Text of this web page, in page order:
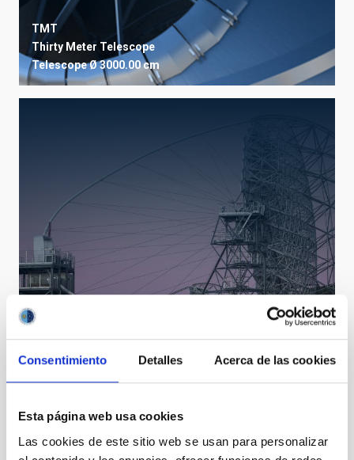
Consentimiento Detalles Acerca de las cookies
Esta página web usa cookies
Las cookies de este sitio web se usan para personalizar
TMT
Thirty Meter Telescope
TelescopeØ 3000.00 cm
LST
Large Size Telescopes
TelescopeImaging Nocturnal Ø 2300.00 cm